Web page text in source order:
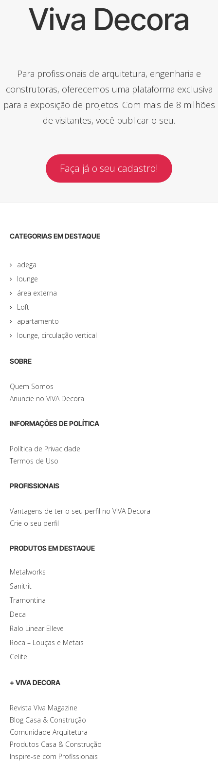
Viva Decora
Para profissionais de arquitetura, engenharia e
construtoras, oferecemos uma plataforma exclusiva
para a exposição de projetos. Com mais de 8 milhões
de visitantes, você publicar o seu.
Faça já o seu cadastro!
CATEGORIAS EM DESTAQUE
adega
lounge
área externa
Loft
apartamento
lounge, circulação vertical
SOBRE
Quem Somos
Anuncie no VIVA Decora
INFORMAÇÕES DE POLÍTICA
Política de Privacidade
Termos de Uso
PROFISSIONAIS
Vantagens de ter o seu perfil no VIVA Decora
Crie o seu perfil
PRODUTOS EM DESTAQUE
Metalworks
Sanitrit
Tramontina
Deca
Ralo Linear Elleve
Roca – Louças e Metais
Celite
+ VIVA DECORA
Revista VIva Magazine
Blog Casa & Construção
Comunidade Arquitetura
Produtos Casa & Construção
Inspire-se com Profissionais